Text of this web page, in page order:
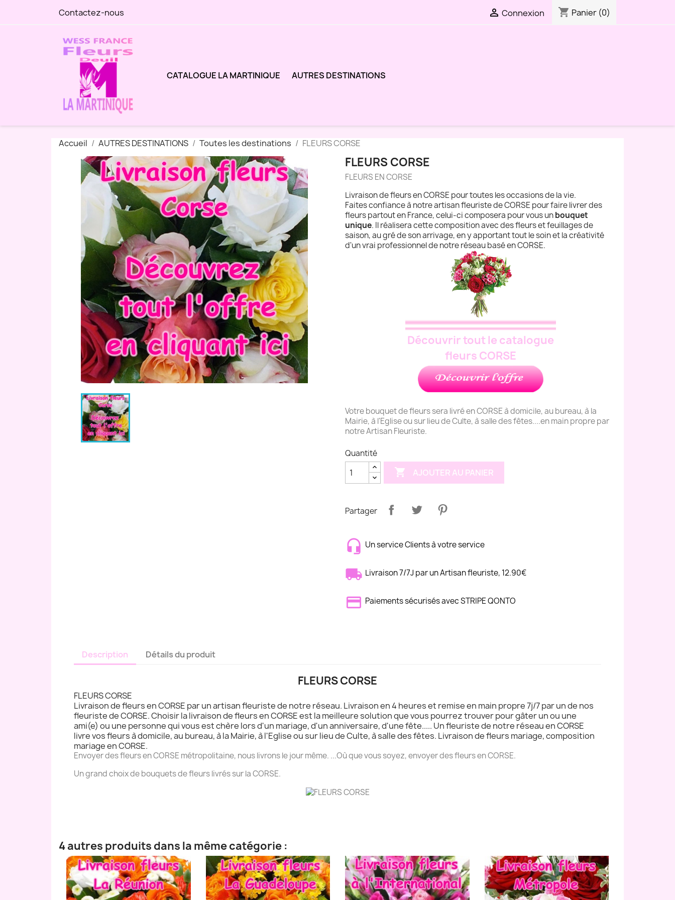
Contactez-nous  Connexion shopping_cart Panier (0)
CATALOGUE LA MARTINIQUE AUTRES DESTINATIONS
Accueil AUTRES DESTINATIONS Toutes les destinations FLEURS CORSE
FLEURS CORSE
FLEURS EN CORSE
Livraison de fleurs en CORSE pour toutes les occasions de la vie.
Faites confiance à notre artisan fleuriste de CORSE pour faire livrer des
fleurs partout en France, celui-ci composera pour vous unbouquet
unique. Il réalisera cette composition avec des fleurs et feuillages de
saison, au gré de son arrivage, en y apportant tout le soin et la créativité
d'un vrai professionnel de notre réseau basé en CORSE.
Découvrir tout le catalogue
fleurs CORSE
Votre bouquet de fleurs sera livré en CORSE à domicile, au bureau, à la
Mairie, à l'Eglise ou sur lieu de Culte, à salle des fêtes....en main propre par
notre Artisan Fleuriste.
Quantité
 AJOUTER AU PANIER
Partager
Un service Clients à votre service
Livraison 7/7J par un Artisan fleuriste, 12.90€
Paiements sécurisés avec STRIPE QONTO
Description Détails du produit
FLEURS CORSE
FLEURS CORSE
Livraison de fleurs en CORSE par un artisan fleuriste de notre réseau. Livraison en 4 heures et remise en main propre 7j/7 par un de nos
fleuriste de CORSE. Choisir la livraison de fleurs en CORSE est la meilleure solution que vous pourrez trouver pour gâter un ou une
ami(e) ou une personne qui vous est chère lors d'un mariage, d'un anniversaire, d'une fête..... Un fleuriste de notre réseau en CORSE
livre vos fleurs à domicile, au bureau, à la Mairie, à l'Eglise ou sur lieu de Culte, à salle des fêtes. Livraison de fleurs mariage, composition
mariage en CORSE.
Envoyer des fleurs en CORSE métropolitaine, nous livrons le jour même. ...Où que vous soyez, envoyer des fleurs en CORSE.
Un grand choix de bouquets de fleurs livrés sur la CORSE.
4 autres produits dans la même catégorie :